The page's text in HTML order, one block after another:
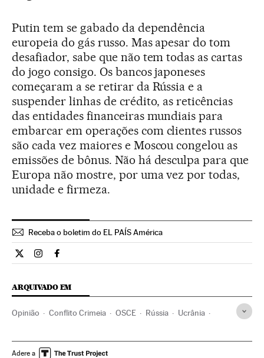
Putin tem se gabado da dependência
europeia do gás russo. Mas apesar do tom
desafiador, sabe que não tem todas as cartas
do jogo consigo. Os bancos japoneses
começaram a se retirar da Rússia e a
suspender linhas de crédito, as reticências
das entidades financeiras mundiais para
embarcar em operações com clientes russos
são cada vez maiores e Moscou congelou as
emissões de bônus. Não há desculpa para que
Europa não mostre, por uma vez por todas,
unidade e firmeza.
Receba o boletim do EL PAÍS América
Opiniao El País Brasil en Twitter
Opiniao El País Brasil en Instagram
Opiniao El País Brasil en Facebook
ARQUIVADO EM
Opinião Conflito Crimeia OSCE Rússia Ucrânia
Conflitos União Europeia
Adere a